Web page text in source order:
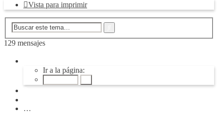
Vista para imprimir
129 mensajes
9
Ir a la página:
Anterior
…